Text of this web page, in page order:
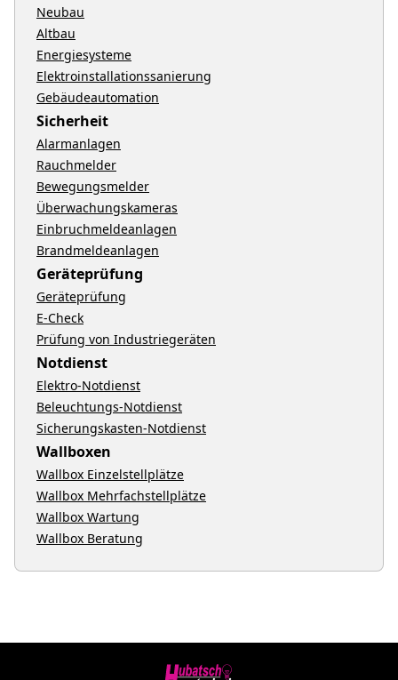
Neubau
Altbau
Energiesysteme
Elektroinstallationssanierung
Gebäudeautomation
Sicherheit
Alarmanlagen
Rauchmelder
Bewegungsmelder
Überwachungskameras
Einbruchmeldeanlagen
Brandmeldeanlagen
Geräteprüfung
Geräteprüfung
E-Check
Prüfung von Industriegeräten
Notdienst
Elektro-Notdienst
Beleuchtungs-Notdienst
Sicherungskasten-Notdienst
Wallboxen
Wallbox Einzelstellplätze
Wallbox Mehrfachstellplätze
Wallbox Wartung
Wallbox Beratung